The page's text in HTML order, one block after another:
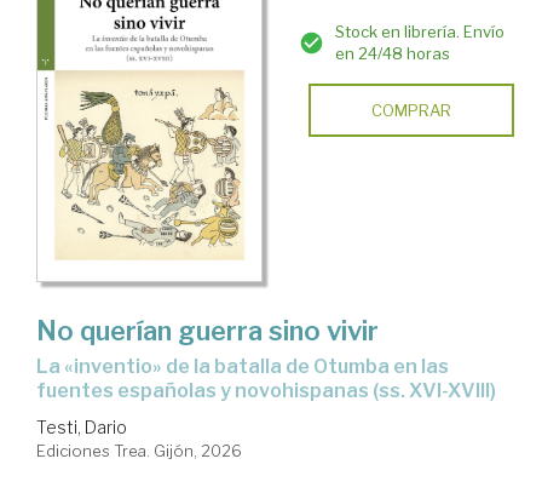
Stock en librería. Envío
en 24/48 horas
COMPRAR
No querían guerra sino vivir
La «inventio» de la batalla de Otumba en las
fuentes españolas y novohispanas (ss. XVI-XVIII)
Testi, Dario
Ediciones Trea. Gijón, 2026